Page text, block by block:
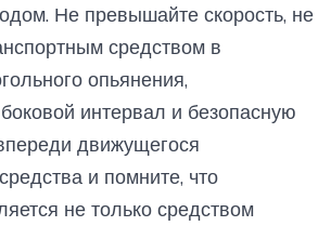
Не превышайте скорость, не
средством в
опьянения,
интервал и безопасную
движущегося
и помните, что
не только средством